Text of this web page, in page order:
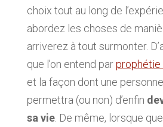
choix tout au long de
abordez les choses de
arriverez à tout surmonter.
que l’on entend parprophétie
et la façon dont une
permettra (ou non) d’enfin
sa vie. De même, lorsque